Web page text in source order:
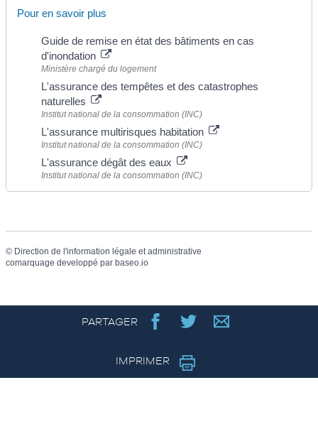
Pour en savoir plus
Guide de remise en état des bâtiments en cas
d'inondation
Ministère chargé du logement
L'assurance des tempêtes et des catastrophes
naturelles
Institut national de la consommation (INC)
L'assurance multirisques habitation
Institut national de la consommation (INC)
L'assurance dégât des eaux
Institut national de la consommation (INC)
© Direction de l'information légale et administrative
comarquage developpé par baseo.io
PARTAGER
IMPRIMER